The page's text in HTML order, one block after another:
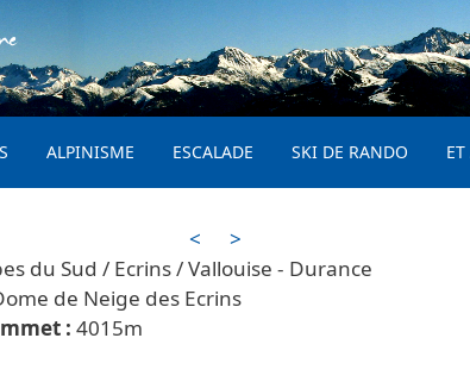
Aller au contenu principal
ALPINISME ESCALADE SKI DE RANDO
<
>
du Sud / Ecrins / Vallouise - Durance
de Neige des Ecrins
4015